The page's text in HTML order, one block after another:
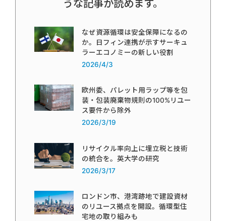
うな記事が読めます。
なぜ資源循環は安全保障になるの
か。日フィン連携が示すサーキュ
ラーエコノミーの新しい役割
2026/4/3
欧州委、パレット用ラップ等を包
装・包装廃棄物規則の100%リユー
ス要件から除外
2026/3/19
リサイクル率向上に埋立税と技術
の統合を。英大学の研究
2026/3/17
ロンドン市、港湾跡地で建設資材
のリユース拠点を開設。循環型住
宅地の取り組みも